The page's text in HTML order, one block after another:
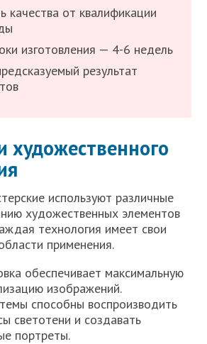
качества от квалификации
изготовления — 4-6 недель
результат
художественного
используют различные
художественных элементов
технология имеет свои
применения.
обеспечивает максимальную
изображений.
способны воспроизводить
светотени и создавать
портреты.